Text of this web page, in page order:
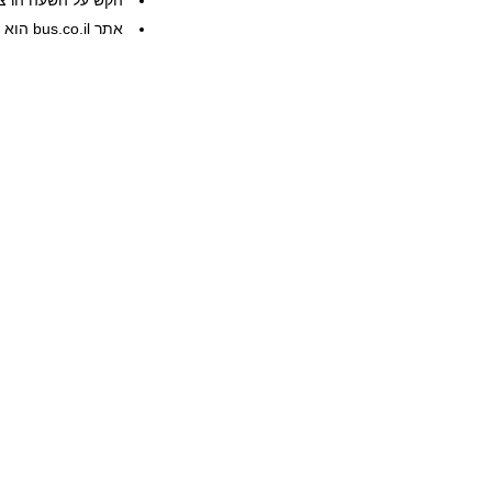
אתר bus.co.il הוא שרות פרטי, המידע ניתן ללא אחריות